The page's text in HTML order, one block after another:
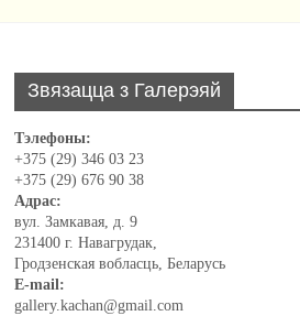
Звязацца з Галерэяй
Тэлефоны:
+375 (29) 346 03 23
+375 (29) 676 90 38
Адрас:
вул. Замкавая, д. 9
231400 г. Навагрудак,
Гродзенская вобласць, Беларусь
E-mail:
gallery.kachan@gmail.com